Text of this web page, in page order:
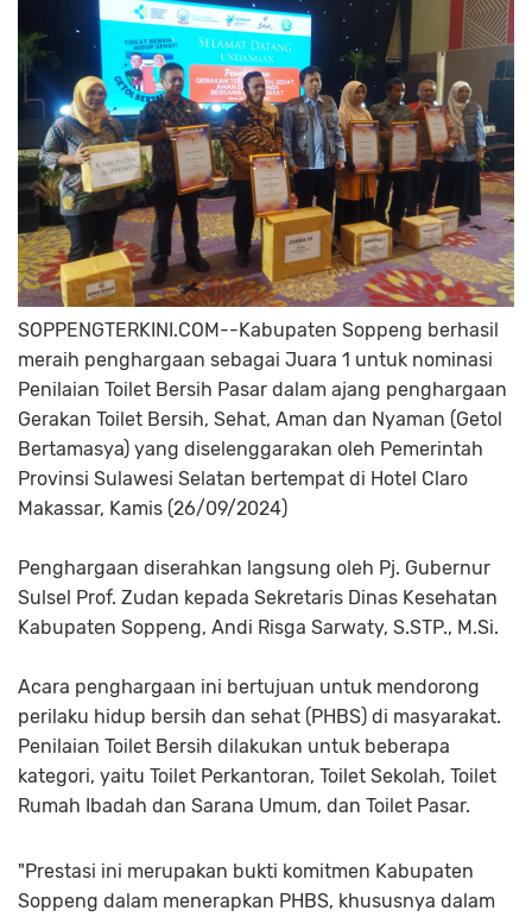
SOPPENGTERKINI.COM--Kabupaten Soppeng berhasil
meraih penghargaan sebagai Juara 1 untuk nominasi
Penilaian Toilet Bersih Pasar dalam ajang penghargaan
Gerakan Toilet Bersih, Sehat, Aman dan Nyaman (Getol
Bertamasya) yang diselenggarakan oleh Pemerintah
Provinsi Sulawesi Selatan bertempat di Hotel Claro
Makassar, Kamis (26/09/2024)
Penghargaan diserahkan langsung oleh Pj. Gubernur
Sulsel Prof. Zudan kepada Sekretaris Dinas Kesehatan
Kabupaten Soppeng, Andi Risga Sarwaty, S.STP., M.Si.
Acara penghargaan ini bertujuan untuk mendorong
perilaku hidup bersih dan sehat (PHBS) di masyarakat.
Penilaian Toilet Bersih dilakukan untuk beberapa
kategori, yaitu Toilet Perkantoran, Toilet Sekolah, Toilet
Rumah Ibadah dan Sarana Umum, dan Toilet Pasar.
"Prestasi ini merupakan bukti komitmen Kabupaten
Soppeng dalam menerapkan PHBS, khususnya dalam